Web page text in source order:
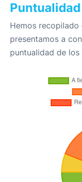
Hemos
presentamos a
puntualidad de los